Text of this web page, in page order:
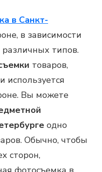
в Санкт-
в зависимости
типов.
товаров,
используется
Вы можете
одно
Обычно, чтобы
сторон,